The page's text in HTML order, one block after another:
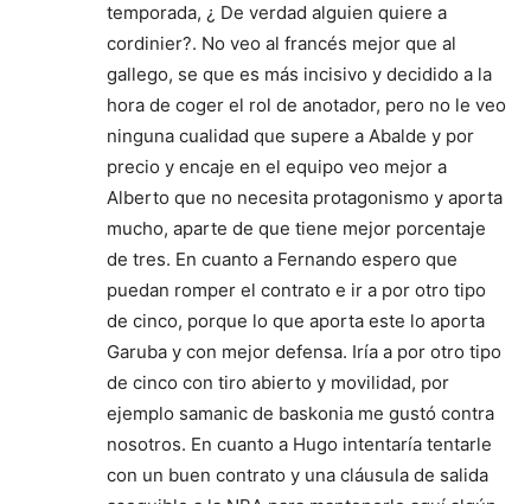
temporada, ¿ De verdad alguien quiere a
cordinier?. No veo al francés mejor que al
gallego, se que es más incisivo y decidido a la
hora de coger el rol de anotador, pero no le veo
ninguna cualidad que supere a Abalde y por
precio y encaje en el equipo veo mejor a
Alberto que no necesita protagonismo y aporta
mucho, aparte de que tiene mejor porcentaje
de tres. En cuanto a Fernando espero que
puedan romper el contrato e ir a por otro tipo
de cinco, porque lo que aporta este lo aporta
Garuba y con mejor defensa. Iría a por otro tipo
de cinco con tiro abierto y movilidad, por
ejemplo samanic de baskonia me gustó contra
nosotros. En cuanto a Hugo intentaría tentarle
con un buen contrato y una cláusula de salida